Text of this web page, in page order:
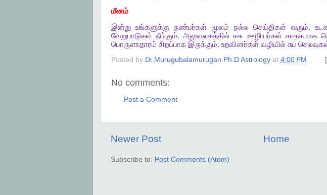
மீனம்
இன்று
உங்களுக்கு நண்பர்கள் மூலம் நல்ல செய்திகள் வரும்.
வேறுபாடுகள் நீங்கும். அலுவலகத்தில் சக ஊழியர்கள் சாதகமாக
பொருளாதாரம் சிறப்பாக இருக்கும். உறவினர்கள் வழியில் சுப
Posted by Dr.Murugubalamurugan Ph.D Astrology at 4:00 PM
No comments:
Post a Comment
Newer Post Home
Subscribe to: Post Comments (Atom)